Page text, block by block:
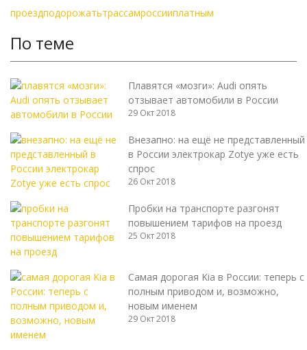
проездподорожатьтрассамроссииплатным
По теме
Плавятся «мозги»: Audi опять
отзывает автомобили в России
29 Окт 2018
Внезапно: на ещё не представленный
в России электрокар Zotye уже есть
спрос
26 Окт 2018
Пробки на транспорте разгонят
повышением тарифов на проезд
25 Окт 2018
Самая дорогая Kia в России: теперь с
полным приводом и, возможно,
новым именем
29 Окт 2018